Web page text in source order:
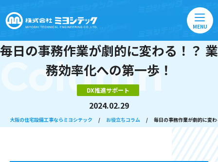
MENU
毎日の事務作業が劇的に変わる！？ 業
務効率化への第一歩！
DX推進サポート
2024.02.29
Column
大阪の住宅設備工事ならミヨシテック / お役立ちコラム / 毎日の事務作業が劇的に変